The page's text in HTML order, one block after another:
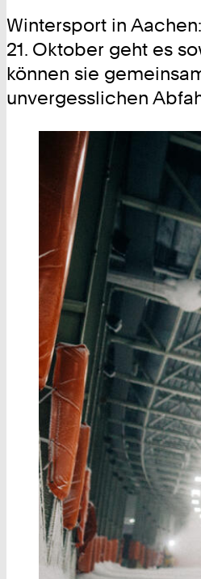
Wintersport in
21. Oktober geht es
können sie
unvergesslichen